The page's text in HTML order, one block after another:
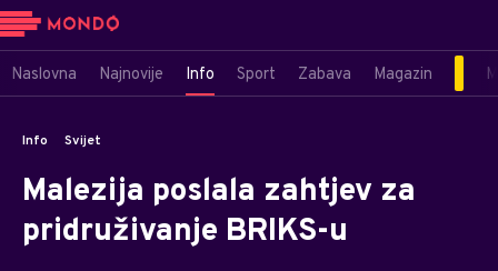
Naslovna Najnovije Info Sport Zabava Magazin
Info Svijet
Malezija poslala zahtjev za
pridruživanje BRIKS-u